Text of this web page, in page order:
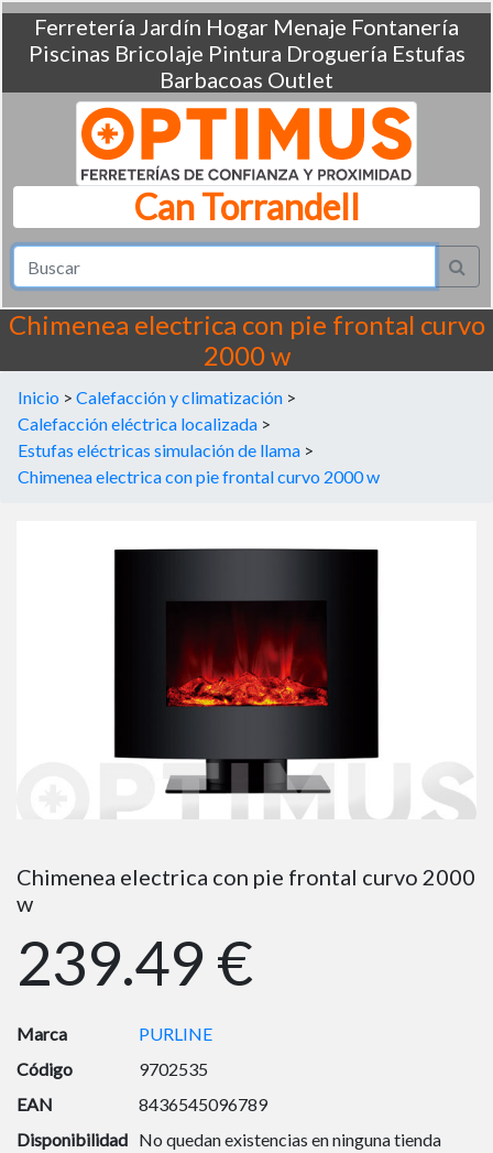
Ferretería Jardín Hogar Menaje Fontanería
Piscinas Bricolaje Pintura Droguería Estufas
Barbacoas Outlet
Can Torrandell
Chimenea electrica con pie frontal curvo
2000 w
Inicio > Calefacción y climatización >
Calefacción eléctrica localizada >
Estufas eléctricas simulación de llama >
Chimenea electrica con pie frontal curvo 2000 w
Chimenea electrica con pie frontal curvo 2000
w
239.49 €
Marca
PURLINE
Código
9702535
EAN
8436545096789
Disponibilidad No quedan existencias en ninguna tienda